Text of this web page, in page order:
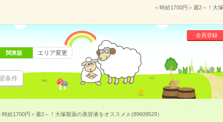
＜時給1700円＞週2～！大
条件
会員登録
関東版 エリア変更
時給1700円＞週2～！大塚製薬の美容液をオススメ♬(89609529）